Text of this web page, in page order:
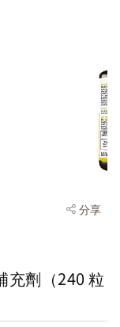
分享
充劑（240 粒